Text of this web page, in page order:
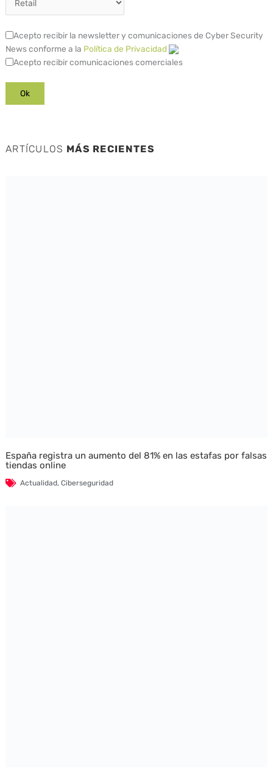
Acepto recibir la newsletter y comunicaciones de Cyber Security
News conforme a la Política de Privacidad
Acepto recibir comunicaciones comerciales
ARTÍCULOS MÁS RECIENTES
España registra un aumento del 81% en las estafas por falsas
tiendas online
Actualidad, Ciberseguridad